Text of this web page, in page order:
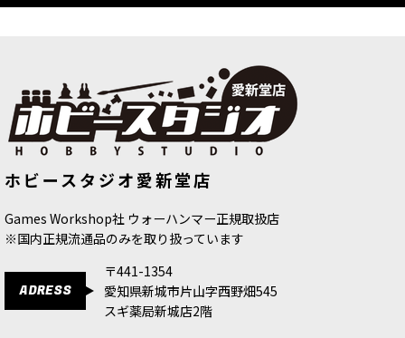
並び順:
ペイントセット
シャドウ
ミッドトーン
ハイライト
ウォッシュ
グレイズ
ホビースタジオ愛新堂店
Games Workshop社 ウォーハンマー正規取扱店
※国内正規流通品のみを取り扱っています
ADRESS
〒441-1354
愛知県新城市片山字西野畑545
スギ薬局新城店2階